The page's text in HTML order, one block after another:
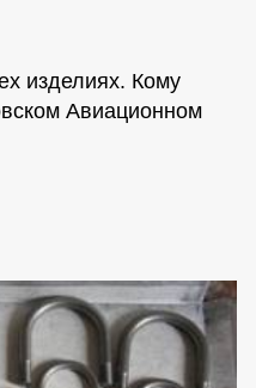
изделиях. Кому
Авиационном